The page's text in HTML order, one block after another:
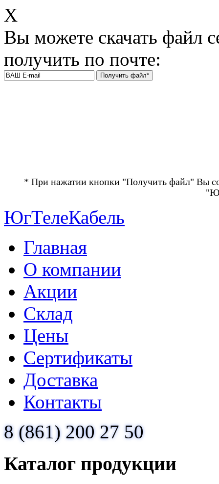
Х
Вы можете скачать файл
получить по почте:
* При нажатии кнопки "Получить файл" Вы
ЮгТелеКабель
Главная
О компании
Акции
Склад
Цены
Сертификаты
Доставка
Контакты
8 (861) 200 27 50
Каталог продукции